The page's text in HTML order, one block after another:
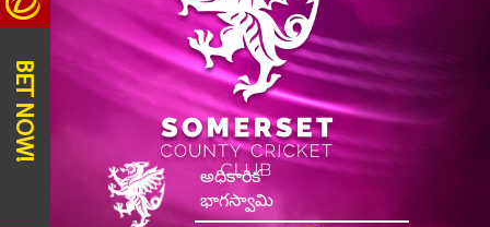
అధికారిక
భాగస్వామి
BET NOW!